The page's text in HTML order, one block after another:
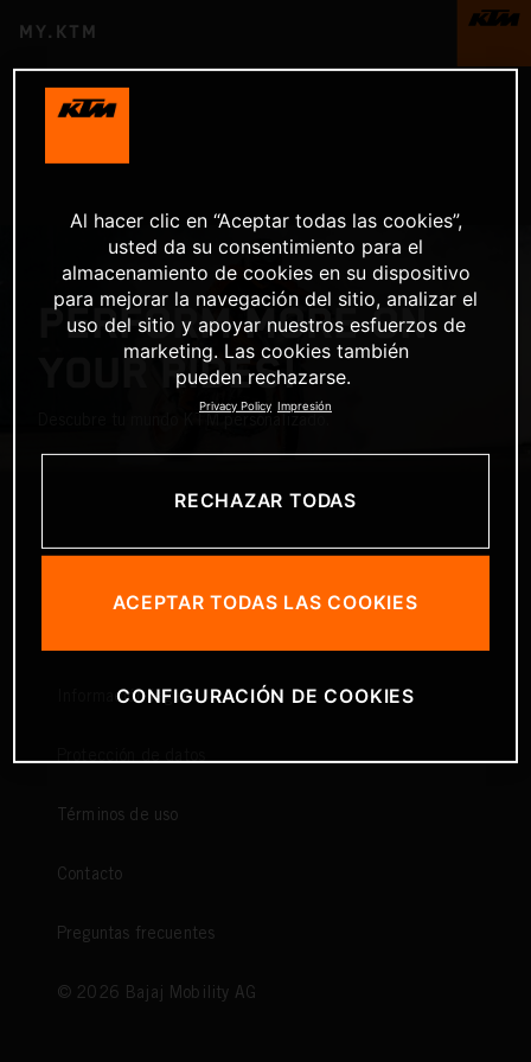
MY.KTM
PERFORM MORE ON
YOUR RIDES!
Información legal
Protección de datos
Términos de uso
Contacto
Preguntas frecuentes
© 2026 Bajaj Mobility AG
Al hacer clic en “Aceptar todas las cookies”,
usted da su consentimiento para el
almacenamiento de cookies en su dispositivo
para mejorar la navegación del sitio, analizar el
uso del sitio y apoyar nuestros esfuerzos de
marketing. Las cookies también
pueden rechazarse.
Privacy Policy Impresión
RECHAZAR TODAS
ACEPTAR TODAS LAS COOKIES
CONFIGURACIÓN DE COOKIES